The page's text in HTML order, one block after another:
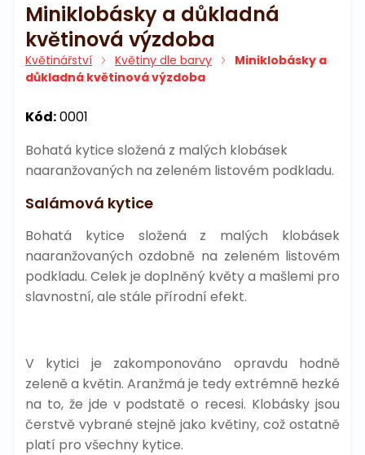
Miniklobásky a důkladná
květinová výzdoba
Květinářství Květiny dle barvy
Miniklobásky a
důkladná květinová výzdoba
Kód:0001
Bohatá kytice složená z malých klobásek
naaranžovaných na zeleném listovém podkladu.
Salámová kytice
Bohatá kytice složená z malých klobásek
naaranžovaných ozdobně na zeleném listovém
podkladu. Celek je doplněný květy a mašlemi pro
slavnostní, ale stále přírodní efekt.
V kytici je zakomponováno opravdu hodně
zeleně a květin. Aranžmá je tedy extrémně hezké
na to, že jde v podstatě o recesi. Klobásky jsou
čerstvě vybrané stejně jako květiny, což ostatně
platí pro všechny kytice.